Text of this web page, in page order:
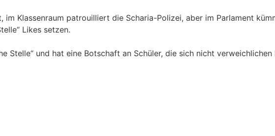
Klassenraum patrouilliert die Scharia-Polizei, aber im Parlament
Likes setzen.
Stelle“ und hat eine Botschaft an Schüler, die sich nicht verweichlichen